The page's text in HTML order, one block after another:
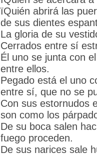
їQuién abrirá las
de sus dientes
La gloria de su
Cerrados entre sí
Él uno se junta con
entre ellos.
Pegado está el uno
entre sí, que no se
Con sus estornudos
son como los
De su boca salen
fuego proceden.
De sus narices sale